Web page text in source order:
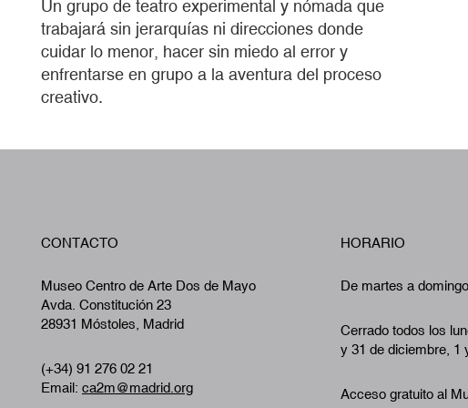
Un grupo de teatro experimental y nómada que
trabajará sin jerarquías ni direcciones donde
cuidar lo menor, hacer sin miedo al error y
enfrentarse en grupo a la aventura del proceso
creativo.
CONTACTO
Museo Centro de Arte Dos de Mayo
Avda. Constitución 23
28931 Móstoles, Madrid
(+34) 91 276 02 21
Email: ca2m@madrid.org
HORARIO
De martes a
Cerrado todos los
y 31 de diciembre, 1
Acceso gratuito al